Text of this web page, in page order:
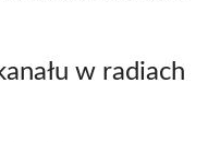
w radiach